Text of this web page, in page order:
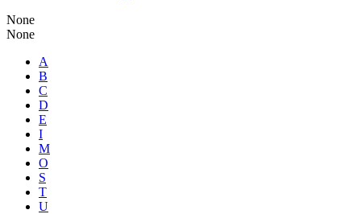
None
None
A
B
C
D
E
I
M
O
S
T
U